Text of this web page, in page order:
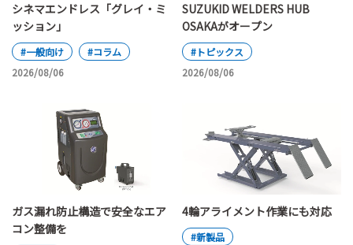
シネマエンドレス「グレイ・ミ
ッション」
#一般向け
#コラム
2026/08/06
SUZUKID WELDERS HUB
OSAKAがオープン
#トピックス
2026/08/06
ガス漏れ防止構造で安全なエア
コン整備を
4輪アライメント作業にも対応
#新製品